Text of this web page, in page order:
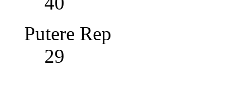
Putere Rep
29